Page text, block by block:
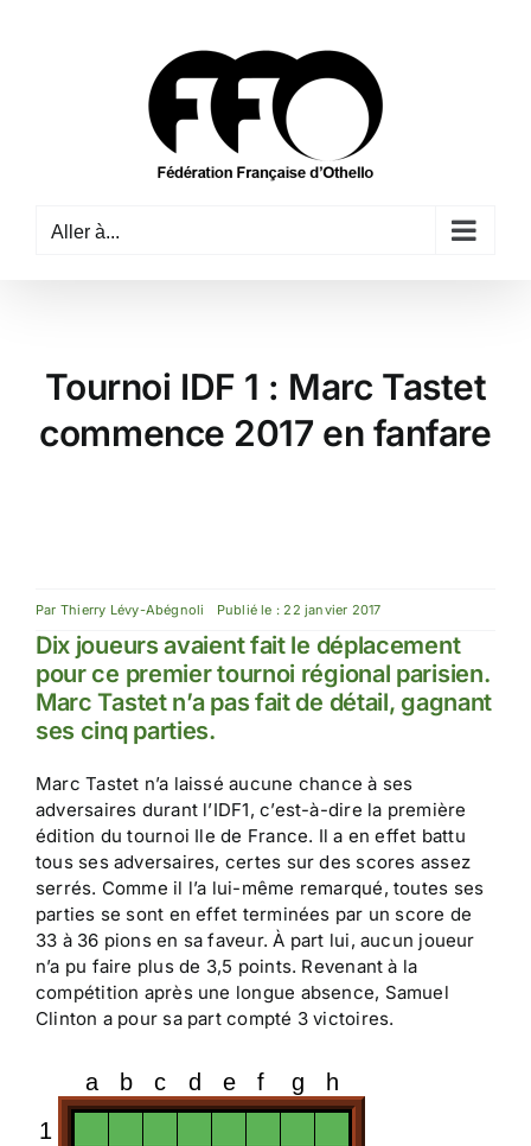
Aller à...
Tournoi IDF 1 : Marc Tastet
commence 2017 en fanfare
Par Thierry Lévy-Abégnoli Publié le : 22 janvier 2017
Dix joueurs avaient fait le déplacement
pour ce premier tournoi régional parisien.
Marc Tastet n’a pas fait de détail, gagnant
ses cinq parties.
Marc Tastet n’a laissé aucune chance à ses
adversaires durant l’IDF1, c’est-à-dire la première
édition du tournoi Ile de France. Il a en effet battu
tous ses adversaires, certes sur des scores assez
serrés. Comme il l’a lui-même remarqué, toutes ses
parties se sont en effet terminées par un score de
33 à 36 pions en sa faveur. À part lui, aucun joueur
n’a pu faire plus de 3,5 points. Revenant à la
compétition après une longue absence, Samuel
Clinton a pour sa part compté 3 victoires.